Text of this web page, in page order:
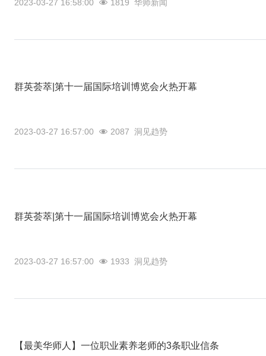
2023-03-27 16:58:00 1819 华师新闻
群英荟萃|第十一届国际培训博览会火热开幕
2023-03-27 16:57:00 2087 洞见趋势
群英荟萃|第十一届国际培训博览会火热开幕
2023-03-27 16:57:00 1933 洞见趋势
【最美华师人】一位职业素养老师的3条职业信条